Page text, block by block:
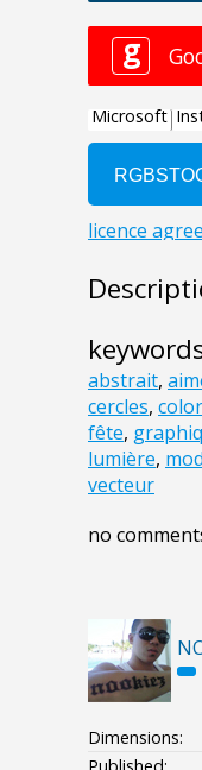
abstrait,
cercles,
fête,
lumière,
vecteur
no
Dimensions: